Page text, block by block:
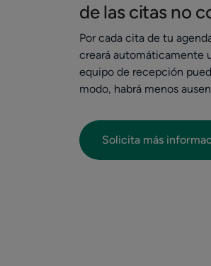
de las citas no
Por cada cita de tu
creará automáticamente
equipo de recepción
modo, habrá menos
Solicita más